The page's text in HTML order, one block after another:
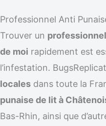
Professionnel Anti
Trouver un
de moi rapidement est
l’infestation.
locales dans toute la
punaise de lit à
Bas-Rhin, ainsi que